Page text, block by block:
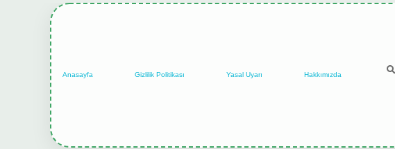
Anasayfa Gizlilik Politikası Yasal Uyarı Hakkımızda